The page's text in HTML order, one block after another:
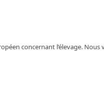
concernant l’élevage.